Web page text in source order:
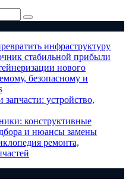
инфраструктуру
стабильной прибыли
нового
безопасному и
устройство,
конструктивные
и нюансы замены
ремонта,